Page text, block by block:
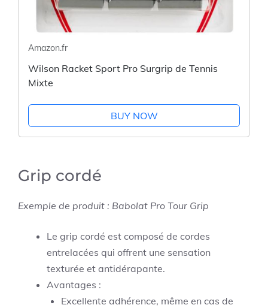
Amazon.fr
Wilson Racket Sport Pro Surgrip de Tennis
Mixte
BUY NOW
Grip cordé
Exemple de produit : Babolat Pro Tour Grip
Le grip cordé est composé de cordes
entrelacées qui offrent une sensation
texturée et antidérapante.
Avantages :
Excellente adhérence, même en cas de